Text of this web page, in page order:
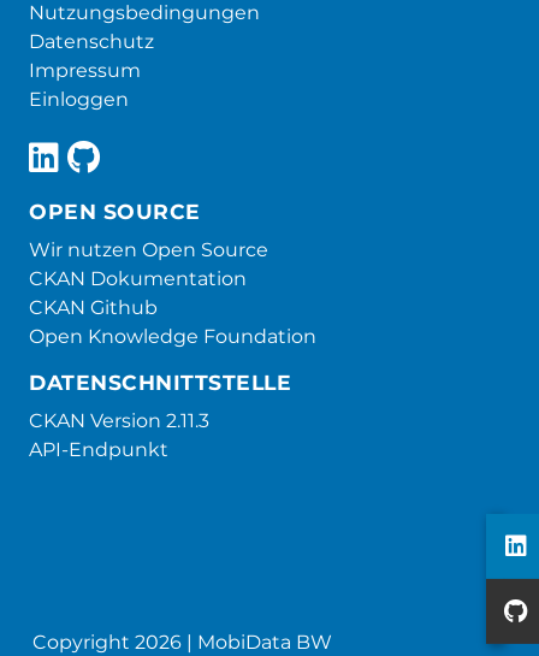
Nutzungsbedingungen
Datenschutz
Impressum
Einloggen
OPEN SOURCE
Wir nutzen Open Source
CKAN Dokumentation
CKAN Github
Open Knowledge Foundation
DATENSCHNITTSTELLE
CKAN Version 2.11.3
API-Endpunkt
Copyright 2026 | MobiData BW